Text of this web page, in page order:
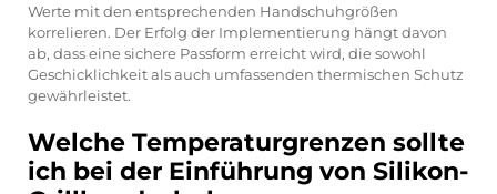
Werte mit den entsprechenden Handschuhgrößen
korrelieren. Der Erfolg der Implementierung hängt davon
ab, dass eine sichere Passform erreicht wird, die sowohl
Geschicklichkeit als auch umfassenden thermischen Schutz
gewährleistet.
Welche Temperaturgrenzen sollte
ich bei der Einführung von Silikon-